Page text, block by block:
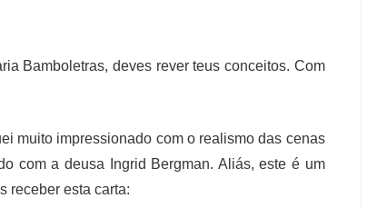
Bamboletras, deves rever teus conceitos. Com
muito impressionado com o realismo das cenas
com a deusa Ingrid Bergman. Aliás, este é um
receber esta carta: